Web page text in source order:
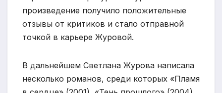
произведение получило положительные
отзывы от критиков и стало отправной
точкой в карьере Журовой.
В дальнейшем Светлана Журова написала
несколько романов, среди которых «Пламя